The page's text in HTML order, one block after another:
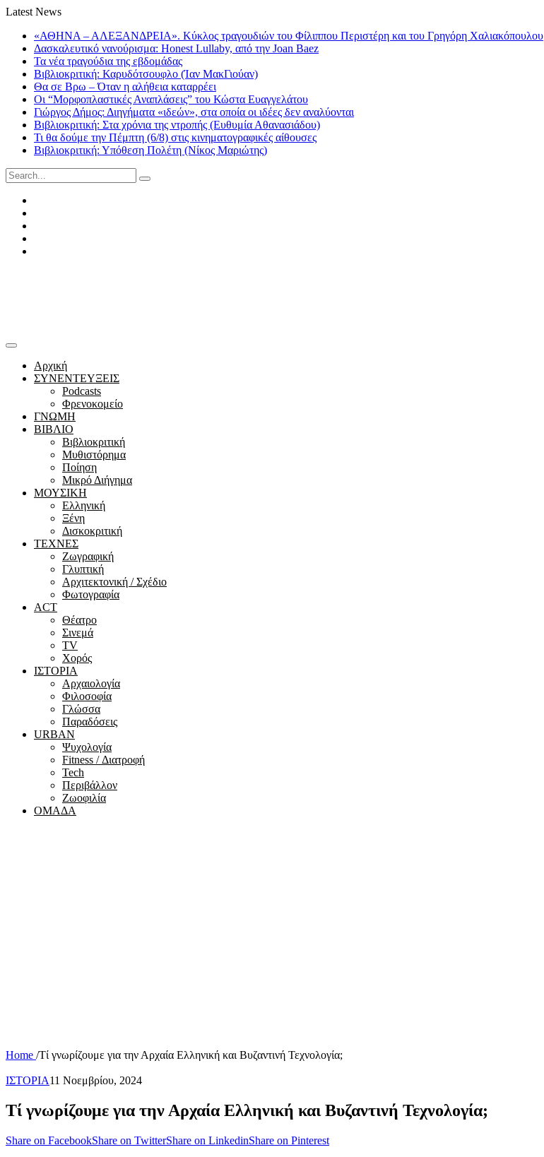
Latest News
«ΑΘΗΝΑ – ΑΛΕΞΑΝΔΡΕΙΑ». Κύκλος τραγουδιών του Φίλιππου Περιστέρη και του Γρηγόρη Χαλιακόπουλου
Δασκαλευτικό νανούρισμα: Honest Lullaby, από την Joan Baez
Τα νέα τραγούδια της εβδομάδας
Βιβλιοκριτική: Καρυδότσουφλο (Ίαν ΜακΓιούαν)
Θα σε Βρω – Όταν η αλήθεια καταρρέει
Οι “Μορφοπλαστικές Αναπλάσεις” του Κώστα Ευαγγελάτου
Γιώργος Δήμος: Διηγήματα «ιδεών», στα οποία οι ιδέες δεν αναλύονται
Βιβλιοκριτική: Στα χρόνια της ντροπής (Ευθυμία Αθανασιάδου)
Τι θα δούμε την Πέμπτη (6/8) στις κινηματογραφικές αίθουσες
Βιβλιοκριτική: Υπόθεση Πολέτη (Νίκος Μαριώτης)
Search
for:
Αρχική
ΣΥΝΕΝΤΕΥΞΕΙΣ
Podcasts
Φρενοκομείο
ΓΝΩΜΗ
ΒΙΒΛΙΟ
Βιβλιοκριτική
Μυθιστόρημα
Ποίηση
Μικρό Διήγημα
ΜΟΥΣΙΚΗ
Ελληνική
Ξένη
Δισκοκριτική
ΤΕΧΝΕΣ
Ζωγραφική
Γλυπτική
Αρχιτεκτονική / Σχέδιο
Φωτογραφία
ACT
Θέατρο
Σινεμά
ΤV
Χορός
ΙΣΤΟΡΙΑ
Αρχαιολογία
Φιλοσοφία
Γλώσσα
Παραδόσεις
URBAN
Ψυχολογία
Fitness / Διατροφή
Tech
Περιβάλλον
Ζωοφιλία
ΟΜΑΔΑ
Home /Τί γνωρίζουμε για την Αρχαία Ελληνική και Βυζαντινή Τεχνολογία;
ΙΣΤΟΡΙΑ11 Νοεμβρίου, 2024
Τί γνωρίζουμε για την Αρχαία Ελληνική και Βυζαντινή Τεχνολογία;
Share on FacebookShare on TwitterShare on LinkedinShare on Pinterest